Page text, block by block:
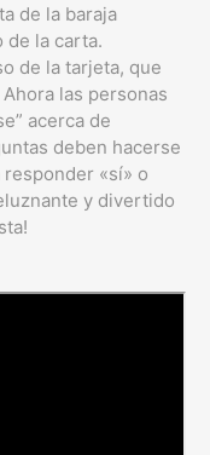
de la baraja
de la carta.
de la tarjeta, que
las personas
acerca de
deben hacerse
«sí» o
y divertido